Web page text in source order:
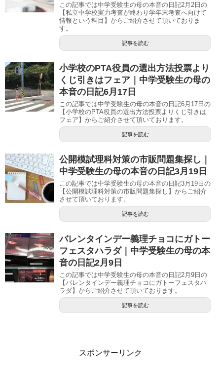
この記事では中学受験生の母の本音の日記2月2日の
【私立中学校実力考査が終わり学年末考査へ向けて
情報という科目】からご紹介させて頂いておりま
す。
記事を読む
小学校のPTA役員の選出方法投票より
くじ引きはフェア｜中学受験生の母の
本音の日記6月17日
この記事では中学受験生の母の本音の日記6月17日の
【小学校のPTA役員の選出方法投票よりくじ引きは
フェア】からご紹介させて頂いております。
記事を読む
公開模試理科対策の市販問題集探し｜
中学受験生の母の本音の日記3月19日
この記事では中学受験生の母の本音の日記3月19日の
【公開模試理科対策の市販問題集探し】からご紹介
させて頂いております。
記事を読む
バレンタインデー義理チョコにガトー
フェスタハラダ｜中学受験生の母の本
音の日記2月9日
この記事では中学受験生の母の本音の日記2月9日の
【バレンタインデー義理チョコにガトーフェスタハ
ラダ】からご紹介させて頂いております。
記事を読む
スポンサーリンク